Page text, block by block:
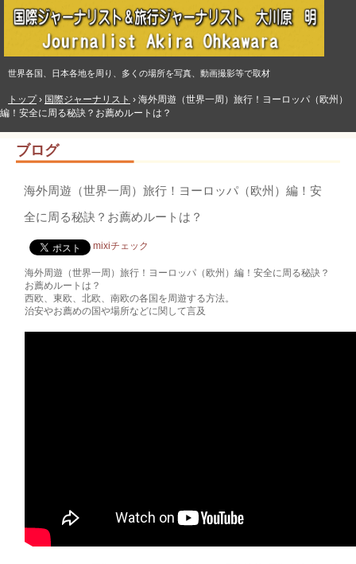
世界各国、日本各地を周り、多くの場所を写真、動画撮影等で取材
トップ› 国際ジャーナリスト › 海外周遊（世界一周）旅行！ヨーロッパ（欧州）
編！安全に周る秘訣？お薦めルートは？
ブログ
海外周遊（世界一周）旅行！ヨーロッパ（欧州）編！安
全に周る秘訣？お薦めルートは？
mixiチェック
海外周遊（世界一周）旅行！ヨーロッパ（欧州）編！安全に周る秘訣？
お薦めルートは？
西欧、東欧、北欧、南欧の各国を周遊する方法。
治安やお薦めの国や場所などに関して言及